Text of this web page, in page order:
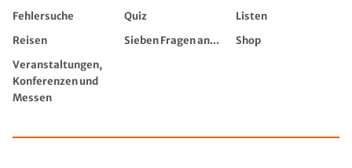
Fehlersuche
Quiz
Listen
Reisen
Sieben Fragen an...
Shop
Veranstaltungen,
Konferenzen und
Messen